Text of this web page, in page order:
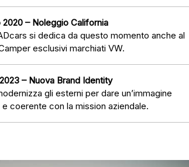
2020 – Noleggio California
si dedica da questo momento anche al
esclusivi marchiati VW.
– Nuova Brand Identity
gli esterni per dare un’immagine
coerente con la mission aziendale.